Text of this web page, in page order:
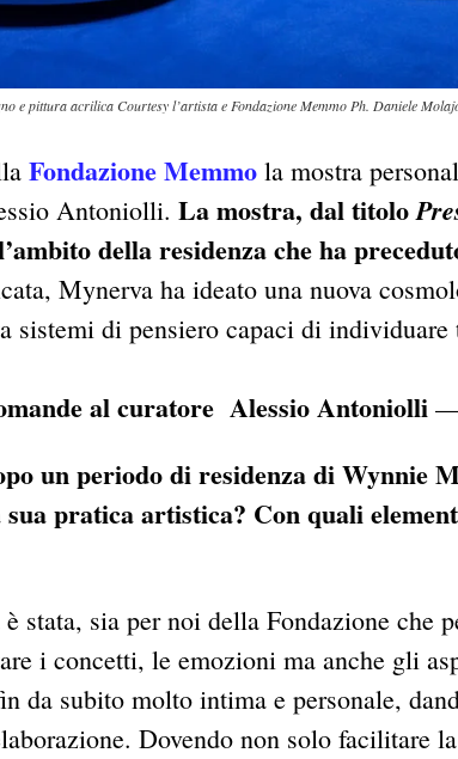
e pittura acrilica Courtesy l’artista e Fondazione Memmo Ph. Daniele
Fondazione Memmo la mostra
Antoniolli. La mostra, dal titolo
della residenza che ha
Mynerva ha ideato una nuova
sistemi di pensiero capaci di
al curatore Alessio Antoniolli
un periodo di residenza di Wynnie
pratica artistica? Con quali
stata, sia per noi della Fondazione che
i concetti, le emozioni ma anche gli
da subito molto intima e personale,
Dovendo non solo facilitare